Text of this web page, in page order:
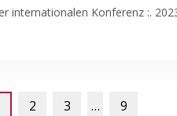
internationalen Konferenz :.
2 3 … 9